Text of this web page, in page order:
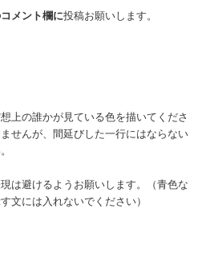
メント欄に投稿お願いします。
上の誰かが見ている色を描いてくださ
せんが、間延びした一行にはならない
は避けるようお願いします。（青色な
文には入れないでください）